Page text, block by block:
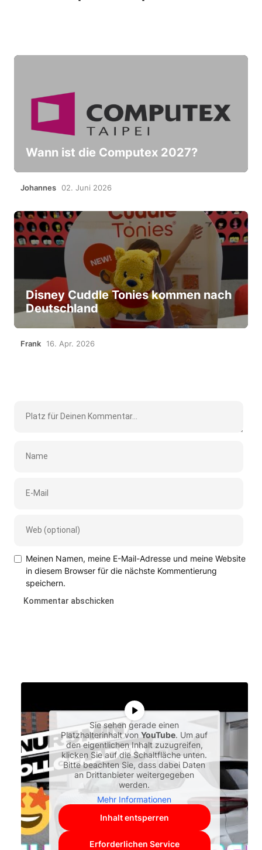
Wann ist die Computex 2027?
Johannes 02. Juni 2026
Disney Cuddle Tonies kommen nach
Deutschland
Frank 16. Apr. 2026
Meinen Namen, meine E-Mail-Adresse und meine Website
in diesem Browser für die nächste Kommentierung
speichern.
Sie sehen gerade einen
Platzhalterinhalt vonYouTube. Um auf
den eigentlichen Inhalt zuzugreifen,
klicken Sie auf die Schaltfläche unten.
Bitte beachten Sie, dass dabei Daten
an Drittanbieter weitergegeben
werden.
Mehr Informationen
Inhalt entsperren
Erforderlichen Service